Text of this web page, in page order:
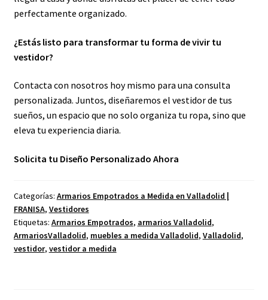
perfectamente organizado.
¿Estás listo para transformar tu forma de vivir tu
vestidor?
Contacta con nosotros hoy mismo para una consulta
personalizada. Juntos, diseñaremos el vestidor de tus
sueños, un espacio que no solo organiza tu ropa, sino que
eleva tu experiencia diaria.
Solicita tu Diseño Personalizado Ahora
Categorías: Armarios Empotrados a Medida en Valladolid |
FRANISA, Vestidores
Etiquetas: Armarios Empotrados, armarios Valladolid,
ArmariosValladolid, muebles a medida Valladolid, Valladolid,
vestidor, vestidor a medida